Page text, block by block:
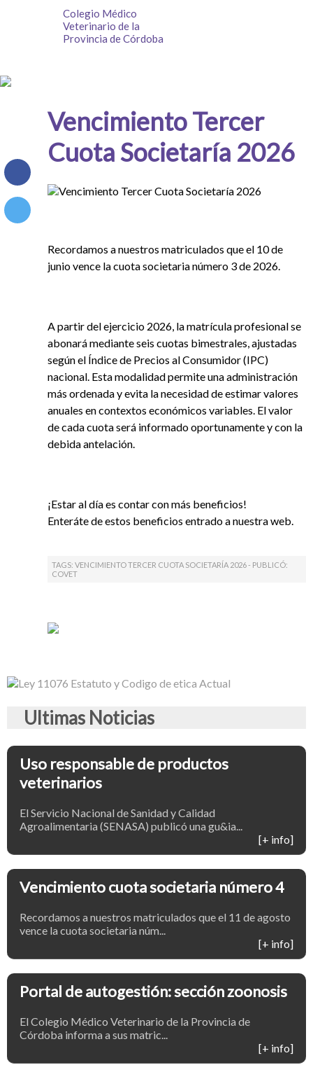
Colegio Médico
Veterinario de la
Provincia de Córdoba
Vencimiento Tercer
Cuota Societaría 2026
Recordamos a nuestros matriculados que el 10 de
junio vence la cuota societaria número 3 de 2026.
A partir del ejercicio 2026, la matrícula profesional se
abonará mediante seis cuotas bimestrales, ajustadas
según el Índice de Precios al Consumidor (IPC)
nacional. Esta modalidad permite una administración
más ordenada y evita la necesidad de estimar valores
anuales en contextos económicos variables. El valor
de cada cuota será informado oportunamente y con la
debida antelación.
¡Estar al día es contar con más beneficios!
Enteráte de estos beneficios entrado a nuestra web.
TAGS: VENCIMIENTO TERCER CUOTA SOCIETARÍA 2026 - PUBLICÓ:
COVET
Ultimas Noticias
Uso responsable de productos
veterinarios
El Servicio Nacional de Sanidad y Calidad
Agroalimentaria (SENASA) publicó una gu&ia...
[+ info]
Vencimiento cuota societaria número 4
Recordamos a nuestros matriculados que el 11 de agosto
vence la cuota societaria núm...
[+ info]
Portal de autogestión: sección zoonosis
El Colegio Médico Veterinario de la Provincia de
Córdoba informa a sus matric...
[+ info]